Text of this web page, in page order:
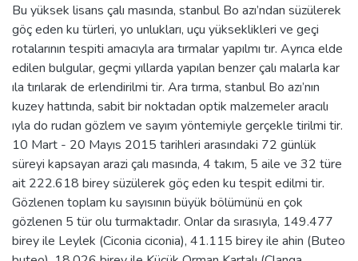
Bu yüksek lisans çalı masında, stanbul Bo azı’ndan süzülerek
göç eden ku türleri, yo unlukları, uçu yükseklikleri ve geçi
rotalarının tespiti amacıyla ara tırmalar yapılmı tır. Ayrıca elde
edilen bulgular, geçmi yıllarda yapılan benzer çalı malarla kar
ıla tırılarak de erlendirilmi tir. Ara tırma, stanbul Bo azı’nın
kuzey hattında, sabit bir noktadan optik malzemeler aracılı
ıyla do rudan gözlem ve sayım yöntemiyle gerçekle tirilmi tir.
10 Mart - 20 Mayıs 2015 tarihleri arasındaki 72 günlük
süreyi kapsayan arazi çalı masında, 4 takım, 5 aile ve 32 türe
ait 222.618 birey süzülerek göç eden ku tespit edilmi tir.
Gözlenen toplam ku sayısının büyük bölümünü en çok
gözlenen 5 tür olu turmaktadır. Onlar da sırasıyla, 149.477
birey ile Leylek (Ciconia ciconia), 41.115 birey ile ahin (Buteo